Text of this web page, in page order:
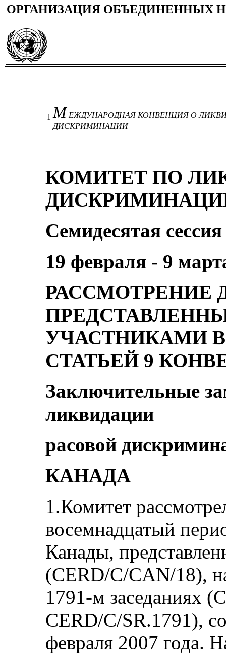
ОРГАНИЗАЦИЯ ОБЪЕДИНЕННЫХ
1 М ЕЖДУНАРОДНАЯ КОНВЕНЦИЯ О
ДИСКРИМИНАЦИИ
КОМИТЕТ ПО
Семидесятая сессия
19 февраля - 9
РАССМОТРЕНИЕ
УЧАСТНИКАМИ
СТАТЬЕЙ 9
Заключительные
ликвидации
расовой
КАНАДА
1.Комитет
восемнадцатый
Канады,
(CERD/C/CAN/18),
1791‑м заседаниях
CERD/C/SR.1791),
февраля 2007 года.